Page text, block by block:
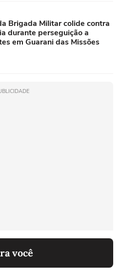
Brigada Militar colide contra
durante perseguição a
em Guarani das Missões
você